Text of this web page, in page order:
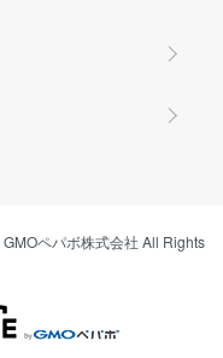
GMOペパボ株式会社 All Rights